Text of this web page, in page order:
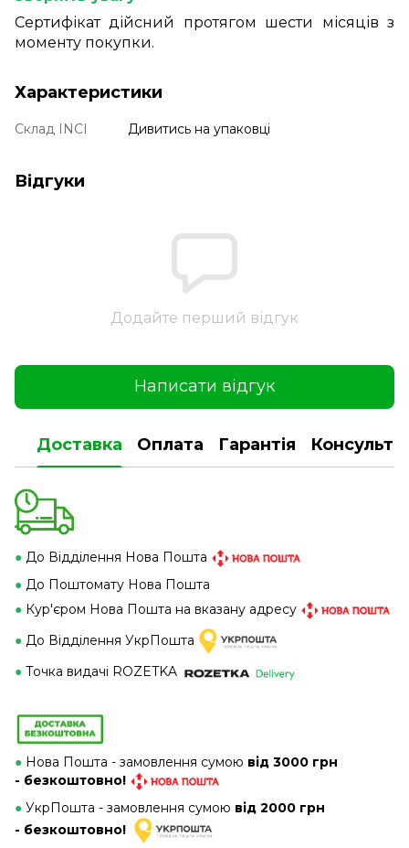
Сертифікат дійсний протягом шести місяців з
моменту покупки.
Характеристики
Склад INCI Дивитись на упаковці
Відгуки
Додайте перший відгук
Написати відгук
Доставка Оплата Гарантія
● До Відділення Нова Пошта
● До Поштомату Нова Пошта
● Кур'єром Нова Пошта на вказану адресу
● До Відділення УкрПошта
● Точка видачі ROZETKA
● Нова Пошта - замовлення сумою від 3000 грн
- безкоштовно!
● УкрПошта - замовлення сумою від 2000 грн
- безкоштовно!